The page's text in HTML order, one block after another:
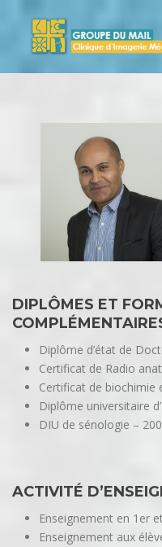
DIPLÔMES ET
Diplôme d’état de
Certificat de Radio
Certificat de biochimie
Diplôme universitaire
DIU de sénologie –
ACTIVITÉ
Enseignement en 1er
Enseignement aux